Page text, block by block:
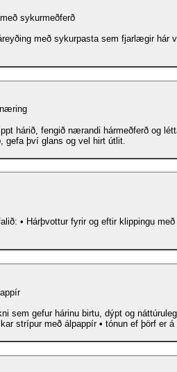
sykurmeðferð
með sykurpasta sem fjarlægir hár
hárið, fengið nærandi hármeðferð og
gefa því glans og vel hirt útlit.
• 5 mínútna
gefur hárinu birtu, dýpt og náttúrulega
strípur með álpappír • tónun ef þörf er